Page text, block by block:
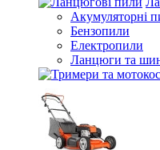
Акумуляторні
Бензопили
Електропили
Ланцюги та